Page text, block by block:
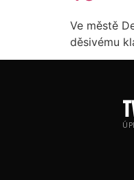
Ve městě
děsivému